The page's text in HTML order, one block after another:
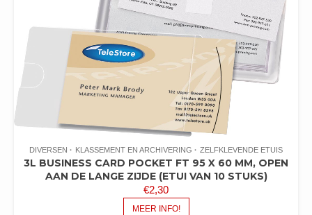
DIVERSEN KLASSEMENT EN ARCHIVERING ZELFKLEVENDE ETUIS
3L BUSINESS CARD POCKET FT 95 X 60 MM, OPEN
AAN DE LANGE ZIJDE (ETUI VAN 10 STUKS)
€2,30
MEER INFO!